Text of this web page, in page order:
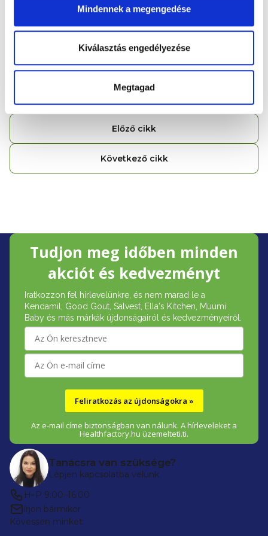
Mindennek a megengedése
Kiválasztás engedélyezése
Megtagad
MUDr. Monika Michňová
Előző cikk
Következő cikk
Tudjon meg időben minden
akciót és kedvezményt
Iratkozzon fel hírlevelünkre, és nem marad le a
Kendamil, Good Gout, Salvest, Ella's Kitchen, Muumi
Baby és más márkák újdonságairól és kedvezményeiről.
Feliratkozás az újdonságokra »
Az e-mail címe biztonságban van nálunk. A hírleveleket a
Healthfactory.hu üzemelteti.ti.
Tanácsra van szüksége?
Lépjen kapcsolatba velünk
H–P 9:00–16:00
írjon bármikor
Kövessen minket: